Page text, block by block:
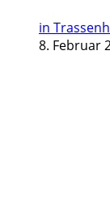
in
8. Februar